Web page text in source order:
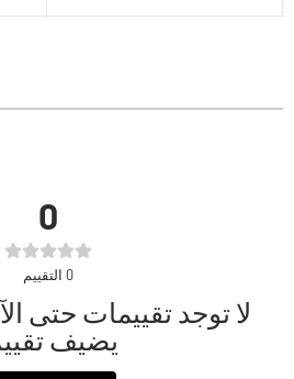
0
0 التقييم
لا توجد تقييمات حتى
يضيف